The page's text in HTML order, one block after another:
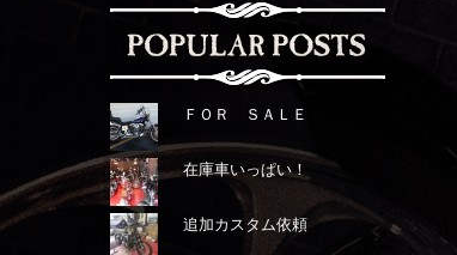
ＦＯＲ ＳＡＬＥ
在庫車いっぱい！
追加カスタム依頼